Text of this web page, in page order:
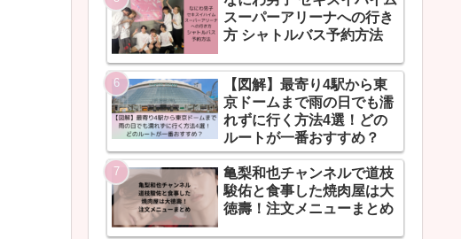
スーパーアリーナへの行き
方 シャトルバス予約方法
【図解】最寄り4駅から東
京ドームまで雨の日でも濡
れずに行く方法4選！どの
ルートが一番おすすめ？
亀梨和也チャンネルで道枝
駿佑と食事した焼肉屋は大
徳壽！注文メニューまとめ